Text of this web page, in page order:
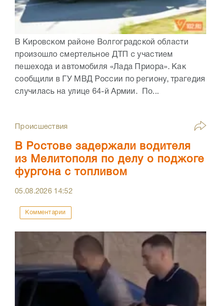
В Кировском районе Волгоградской области
произошло смертельное ДТП с участием
пешехода и автомобиля «Лада Приора». Как
сообщили в ГУ МВД России по региону, трагедия
случилась на улице 64-й Армии. По...
Происшествия
В Ростове задержали водителя
из Мелитополя по делу о поджоге
фургона с топливом
05.08.2026 14:52
Комментарии